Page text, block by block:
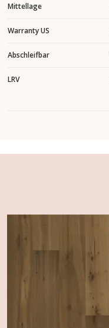
Mittellage
Warranty US
Abschleifbar
LRV